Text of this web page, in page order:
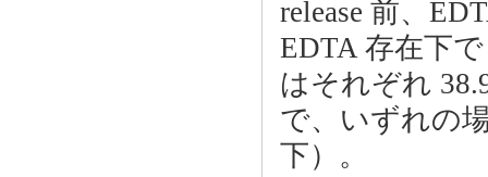
release 前、
EDTA 存在下で
はそれぞれ
で、いずれの
下）。